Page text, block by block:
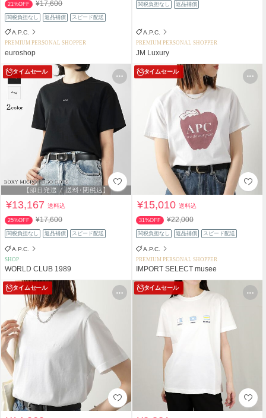
21%OFF ¥17,600
関税負担なし 返品補償 スピード配送
A.P.C.
PREMIUM PERSONAL SHOPPER
euroshop
関税負担なし 返品補償
A.P.C.
PREMIUM PERSONAL SHOPPER
JM Luxury
タイムセール
¥13,167送料込
25%OFF ¥17,600
関税負担なし 返品補償 スピード配送
A.P.C.
SHOP
WORLD CLUB 1989
タイムセール
¥15,010送料込
31%OFF ¥22,000
関税負担なし 返品補償 スピード配送
A.P.C.
PREMIUM PERSONAL SHOPPER
IMPORT SELECT musee
タイムセール タイムセール